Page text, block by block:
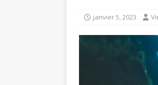
janvier 5, 2023